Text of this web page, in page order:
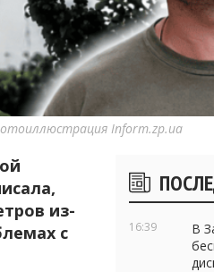
Inform.zp.ua
из-
с
Боковые
виджеты
16:39
В